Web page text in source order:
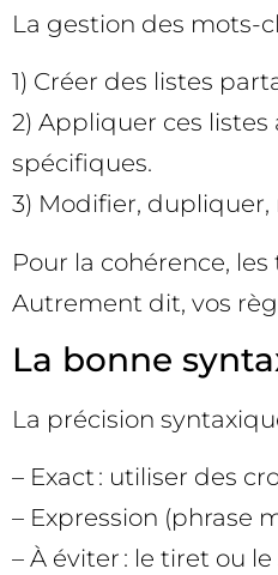
La gestion des mots-
1) Créer des listes
2) Appliquer ces
spécifiques.
3) Modifier, dupliquer,
Pour la cohérence,
Autrement dit, vos
La bonne
La précision
– Exact : utiliser des
– Expression (phrase
– À éviter : le tiret ou